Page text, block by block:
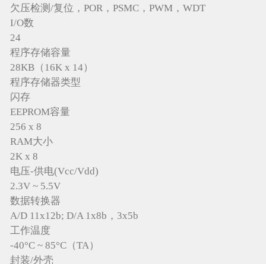
欠压检测/复位，POR，PSMC，PWM，WDT
I/O数
24
程序存储容量
28KB（16K x 14）
程序存储器类型
闪存
EEPROM容量
256 x 8
RAM大小
2K x 8
电压-供电(Vcc/Vdd)
2.3V ~ 5.5V
数据转换器
A/D 11x12b; D/A 1x8b，3x5b
工作温度
-40°C ~ 85°C（TA）
封装/外壳